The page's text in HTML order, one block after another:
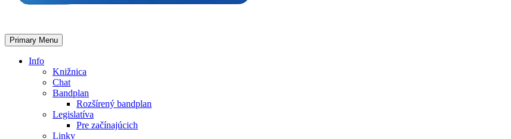
Primary Menu
Info
Knižnica
Chat
Bandplan
Rozšírený bandplan
Legislatíva
Pre začínajúcich
Linky